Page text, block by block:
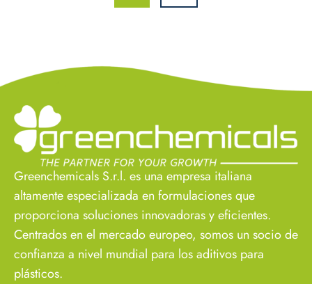
Greenchemicals S.r.l. es una empresa italiana
altamente especializada en formulaciones que
proporciona soluciones innovadoras y eficientes.
Centrados en el mercado europeo, somos un socio de
confianza a nivel mundial para los aditivos para
plásticos.